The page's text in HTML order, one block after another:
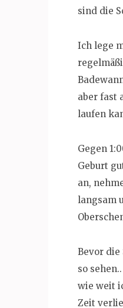
sind die
Ich lege
aber fast
laufen
Gegen
Geburt
an,
langsam
Bevor
so
wie weit
Zeit